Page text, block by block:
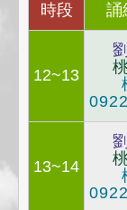
時段 誦
12~13
13~14